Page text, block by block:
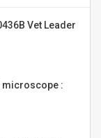
Vet Leader
microscope :